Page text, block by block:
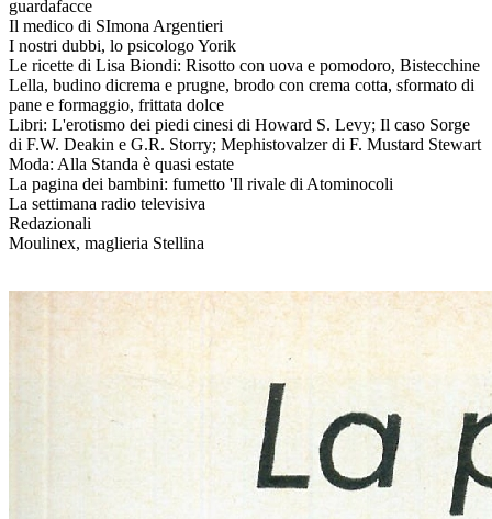
guardafacce
Il medico di SImona Argentieri
I nostri dubbi, lo psicologo Yorik
Le ricette di Lisa Biondi: Risotto con uova e pomodoro, Bistecchine
Lella, budino dicrema e prugne, brodo con crema cotta, sformato di
pane e formaggio, frittata dolce
Libri: L'erotismo dei piedi cinesi di Howard S. Levy; Il caso Sorge
di F.W. Deakin e G.R. Storry; Mephistovalzer di F. Mustard Stewart
Moda: Alla Standa è quasi estate
La pagina dei bambini: fumetto 'Il rivale di Atominocoli
La settimana radio televisiva
Redazionali
Moulinex, maglieria Stellina